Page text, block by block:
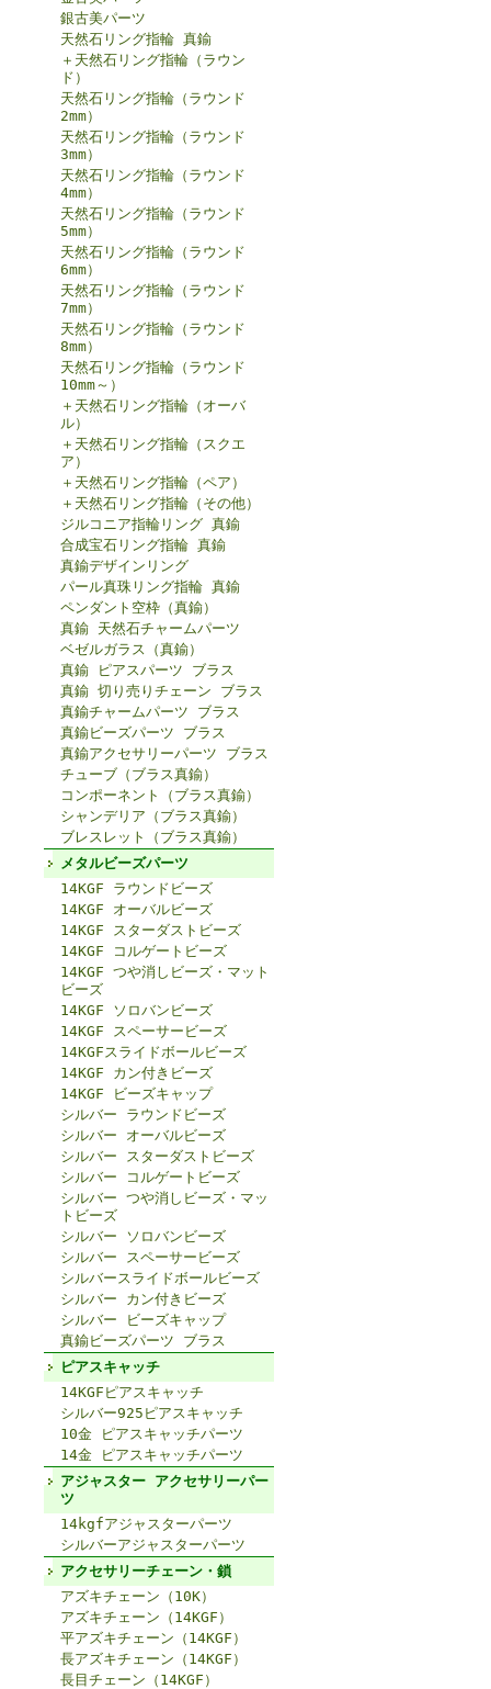
銀古美パーツ
天然石リング指輪 真鍮
＋天然石リング指輪（ラウン
ド）
天然石リング指輪（ラウンド
2mm）
天然石リング指輪（ラウンド
3mm）
天然石リング指輪（ラウンド
4mm）
天然石リング指輪（ラウンド
5mm）
天然石リング指輪（ラウンド
6mm）
天然石リング指輪（ラウンド
7mm）
天然石リング指輪（ラウンド
8mm）
天然石リング指輪（ラウンド
10mm～）
＋天然石リング指輪（オーバ
ル）
＋天然石リング指輪（スクエ
ア）
＋天然石リング指輪（ペア）
＋天然石リング指輪（その他）
ジルコニア指輪リング 真鍮
合成宝石リング指輪 真鍮
真鍮デザインリング
パール真珠リング指輪 真鍮
ペンダント空枠（真鍮）
真鍮 天然石チャームパーツ
ベゼルガラス（真鍮）
真鍮 ピアスパーツ ブラス
真鍮 切り売りチェーン ブラス
真鍮チャームパーツ ブラス
真鍮ビーズパーツ ブラス
真鍮アクセサリーパーツ ブラス
チューブ（ブラス真鍮）
コンポーネント（ブラス真鍮）
シャンデリア（ブラス真鍮）
ブレスレット（ブラス真鍮）
メタルビーズパーツ
14KGF ラウンドビーズ
14KGF オーバルビーズ
14KGF スターダストビーズ
14KGF コルゲートビーズ
14KGF つや消しビーズ・マット
ビーズ
14KGF ソロバンビーズ
14KGF スペーサービーズ
14KGFスライドボールビーズ
14KGF カン付きビーズ
14KGF ビーズキャップ
シルバー ラウンドビーズ
シルバー オーバルビーズ
シルバー スターダストビーズ
シルバー コルゲートビーズ
シルバー つや消しビーズ・マッ
トビーズ
シルバー ソロバンビーズ
シルバー スペーサービーズ
シルバースライドボールビーズ
シルバー カン付きビーズ
シルバー ビーズキャップ
真鍮ビーズパーツ ブラス
ピアスキャッチ
14KGFピアスキャッチ
シルバー925ピアスキャッチ
10金 ピアスキャッチパーツ
14金 ピアスキャッチパーツ
アジャスター アクセサリーパー
ツ
14kgfアジャスターパーツ
シルバーアジャスターパーツ
アクセサリーチェーン・鎖
アズキチェーン（10K）
アズキチェーン（14KGF）
平アズキチェーン（14KGF）
長アズキチェーン（14KGF）
長目チェーン（14KGF）